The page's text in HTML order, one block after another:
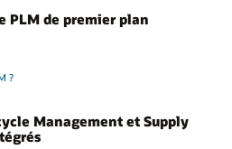
PLM de premier plan
?
Management et Supply